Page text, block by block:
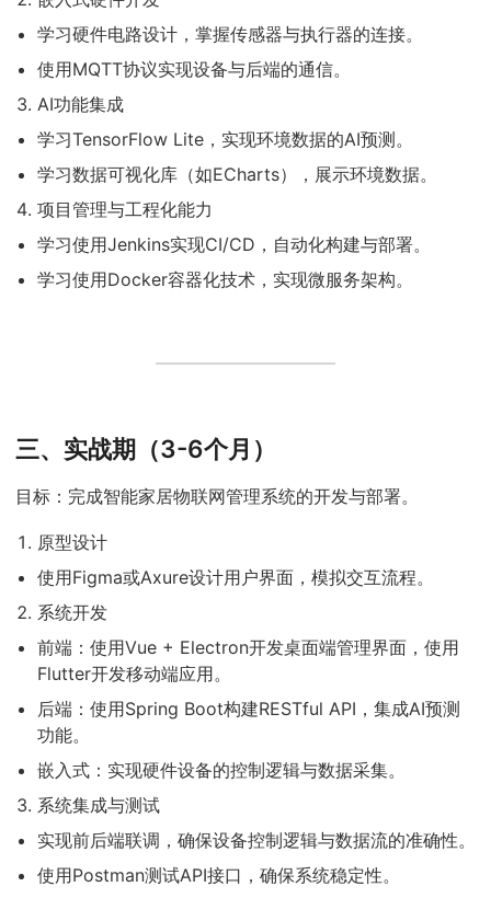
学习硬件电路设计，掌握传感器与执行器的连接。
使用MQTT协议实现设备与后端的通信。
AI功能集成
学习TensorFlow Lite，实现环境数据的AI预测。
学习数据可视化库（如ECharts），展示环境数据。
项目管理与工程化能力
学习使用Jenkins实现CI/CD，自动化构建与部署。
学习使用Docker容器化技术，实现微服务架构。
三、实战期（3-6个月）
目标：完成智能家居物联网管理系统的开发与部署。
原型设计
使用Figma或Axure设计用户界面，模拟交互流程。
系统开发
前端：使用Vue + Electron开发桌面端管理界面，使用
Flutter开发移动端应用。
后端：使用Spring Boot构建RESTful API，集成AI预测
功能。
嵌入式：实现硬件设备的控制逻辑与数据采集。
系统集成与测试
实现前后端联调，确保设备控制逻辑与数据流的准确性。
使用Postman测试API接口，确保系统稳定性。